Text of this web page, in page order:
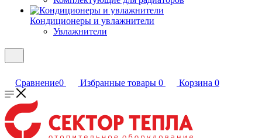
Кондиционеры и увлажнители
Увлажнители
Сравнение0 Избранные товары 0 Корзина 0